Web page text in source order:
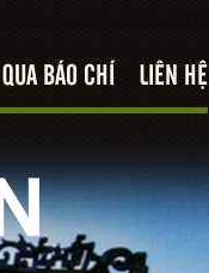
BÁO CHÍ LIÊN HỆ